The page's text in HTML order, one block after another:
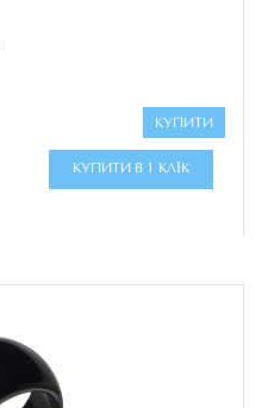
КУПИТИ
КУПИТИ В 1 КЛІК